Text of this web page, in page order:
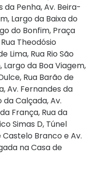
da Penha, Av. Beira-
Largo da Baixa do
do Bonfim, Praça
Theodósio
Lima, Rua Rio São
Largo da Boa Viagem,
Rua Barão de
Av. Fernandes da
da Calçada, Av.
França, Rua da
Simas D, Túnel
Branco e Av.
na Casa de